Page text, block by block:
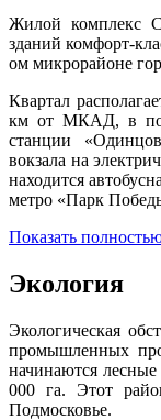
Жилой комплекс
зданий комфорт-
ом микрорайоне
Квартал
км от МКАД, в
станции
вокзала на
находится
метро «Парк
Показать
Экология
Экологическая
промышленных
начинаются
000 га. Этот
Подмосковье.